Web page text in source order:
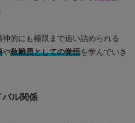
的にも極限まで追い詰められる
や救難員としての覚悟を学んでいき
バル関係